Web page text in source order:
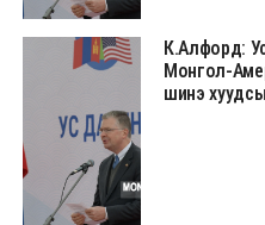
К.Алфорд:
Монгол-
шинэ